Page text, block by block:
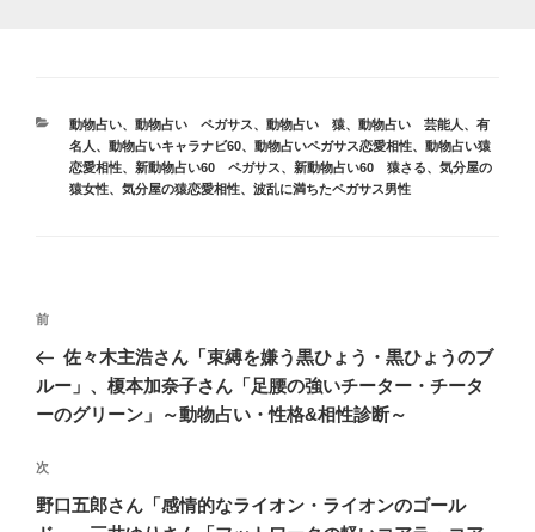
カ
テ
ゴ
リ
動物占い、 動物占い ペガサス、 動物占い 猿、 動物占い 芸能人、有
名人 、 動物占いキャラナビ60、 動物占いペガサス恋愛相性、 動物占い猿
恋愛相性、 新動物占い60 ペガサス、 新動物占い60 猿さる、 気分屋の
猿女性、 気分屋の猿恋愛相性、 波乱に満ちたペガサス男性
投
ナ
ビ
ー
シ
前
の
投
前
佐々木主浩さん「束縛を嫌う黒ひょう・黒ひょうのブ
ルー」、榎本加奈子さん「足腰の強いチーター・チータ
ーのグリーン」～動物占い・性格&相性診断～
次
の
投
次
野口五郎さん「感情的なライオン・ライオンのゴール